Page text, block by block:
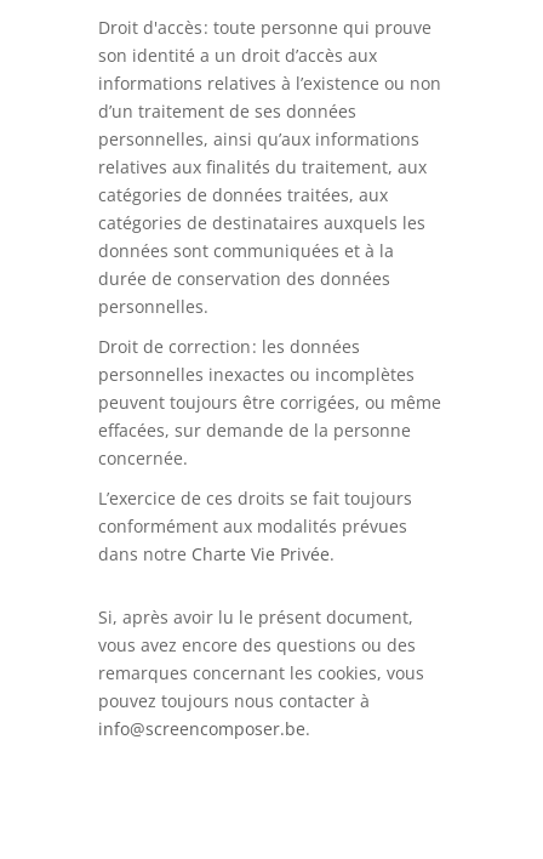
Droit d'accès : toute personne qui prouve
son identité a un droit d’accès aux
informations relatives à l’existence ou non
d’un traitement de ses données
personnelles, ainsi qu’aux informations
relatives aux finalités du traitement, aux
catégories de données traitées, aux
catégories de destinataires auxquels les
données sont communiquées et à la
durée de conservation des données
personnelles.
Droit de correction : les données
personnelles inexactes ou incomplètes
peuvent toujours être corrigées, ou même
effacées, sur demande de la personne
concernée.
L’exercice de ces droits se fait toujours
conformément aux modalités prévues
dans notre Charte Vie Privée.
Si, après avoir lu le présent document,
vous avez encore des questions ou des
remarques concernant les cookies, vous
pouvez toujours nous contacter à
info@screencomposer.be.